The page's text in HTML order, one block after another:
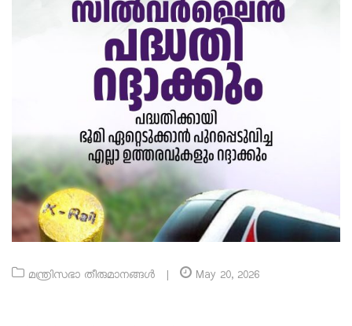
മന്ത്രിസഭാ തീരുമാനങ്ങൾ May 20, 2026